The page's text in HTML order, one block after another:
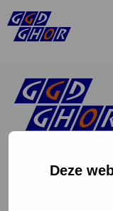
Deze